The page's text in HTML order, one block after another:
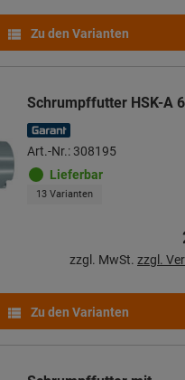
Zu den Varianten
Schrumpffutter HSK-A
Art.-Nr.: 308195
Lieferbar
13 Varianten
zzgl. MwSt. zzgl.
Zu den Varianten